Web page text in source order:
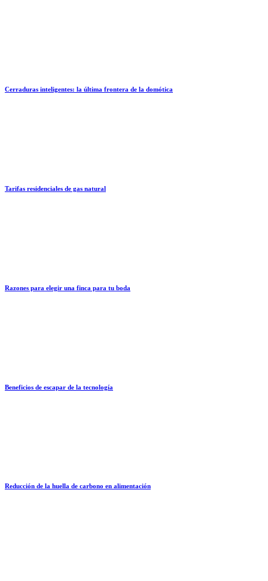
Cerraduras inteligentes: la última frontera de la domótica
Tarifas residenciales de gas natural
Razones para elegir una finca para tu boda
Beneficios de escapar de la tecnología
Reducción de la huella de carbono en alimentación